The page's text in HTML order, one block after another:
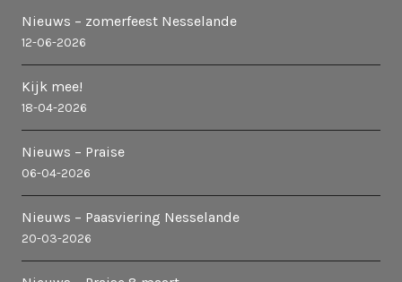
Nieuws – zomerfeest Nesselande
12-06-2026
Kijk mee!
18-04-2026
Nieuws – Praise
06-04-2026
Nieuws – Paasviering Nesselande
20-03-2026